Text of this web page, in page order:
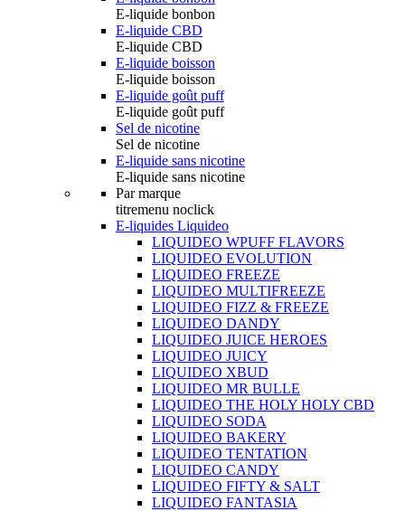
E-liquide bonbon
E-liquide CBD
E-liquide CBD
E-liquide boisson
E-liquide boisson
E-liquide goût puff
E-liquide goût puff
Sel de nicotine
Sel de nicotine
E-liquide sans nicotine
E-liquide sans nicotine
Par marque
titremenu noclick
E-liquides Liquideo
LIQUIDEO WPUFF FLAVORS
LIQUIDEO EVOLUTION
LIQUIDEO FREEZE
LIQUIDEO MULTIFREEZE
LIQUIDEO FIZZ & FREEZE
LIQUIDEO DANDY
LIQUIDEO JUICE HEROES
LIQUIDEO JUICY
LIQUIDEO XBUD
LIQUIDEO MR BULLE
LIQUIDEO THE HOLY HOLY CBD
LIQUIDEO SODA
LIQUIDEO BAKERY
LIQUIDEO TENTATION
LIQUIDEO CANDY
LIQUIDEO FIFTY & SALT
LIQUIDEO FANTASIA